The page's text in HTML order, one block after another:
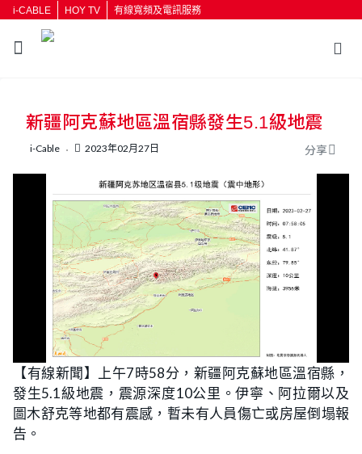
i-CABLE HOY TV 有線寬頻及電訊服務
按輸入鍵開始搜尋
新疆阿克蘇地區溫宿縣發生5.1級地震
i-Cable 2023年02月27日 分享
【有線新聞】上午7時58分，新疆阿克蘇地區溫宿縣，
發生5.1級地震，震源深度10公里。伊寧、阿拉爾以及
圖木舒克等地都有震感，暫未有人員傷亡或房屋倒塌報
告。